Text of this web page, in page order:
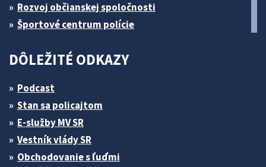
Rozvoj občianskej spoločnosti
Športové centrum polície
DÔLEŽITÉ ODKAZY
Podcast
Stan sa policajtom
E-služby MV SR
Vestník vlády SR
Obchodovanie s ľuďmi